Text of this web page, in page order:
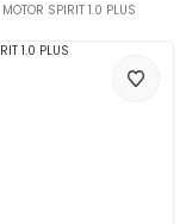
SPIRIT 1.0 PLUS